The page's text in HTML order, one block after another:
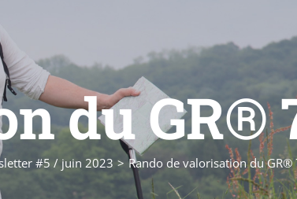
du GR®
#5 / juin 2023 Rando de valorisation du GR®